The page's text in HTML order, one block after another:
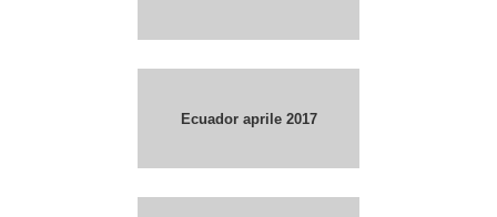
Ecuador aprile 2017